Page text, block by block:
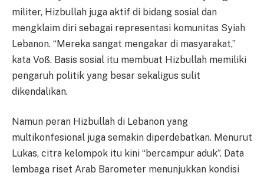
militer, Hizbullah juga aktif di bidang sosial dan
mengklaim diri sebagai representasi komunitas Syiah
Lebanon. “Mereka sangat mengakar di masyarakat,”
kata Voß. Basis sosial itu membuat Hizbullah memiliki
pengaruh politik yang besar sekaligus sulit
dikendalikan.
Namun peran Hizbullah di Lebanon yang
multikonfesional juga semakin diperdebatkan. Menurut
Lukas, citra kelompok itu kini “bercampur aduk”. Data
lembaga riset Arab Barometer menunjukkan kondisi